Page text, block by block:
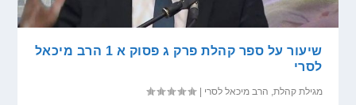
שיעור על ספר קהלת פרק ג פסוק א 1 הרב מיכאל
לסרי
מגילת קהלת, הרב מיכאל לסרי |